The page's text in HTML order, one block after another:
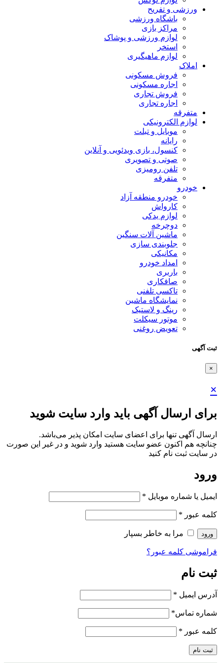
ورزشی و تفریح
باشگاه ورزشی
مراکز بازی
لوازم ورزشی و پوشاک
استخر
لوازم ماهیگیری
املاک
فروش مسکونی
اجاره مسکونی
فروش تجاری
اجاره تجاری
متفرقه
لوازم الکترونیکی
موبایل و تبلت
رایانه
کنسول، بازی‌ ویدئویی و آنلاین
صوتی و تصویری
تلفن رومیزی
متفرقه
خودرو
خودرو منطقه آزاد
کارواش
لوازم یدکی
دوچرخه
ماشین آلات سنگین
جلوبندی سازی
مکانیکی
امداد خودرو
باربری
صافکاری
تاکسی تلفنی
نمایشگاه ماشین
رینگ و لاستیک
موتور سیکلت
تعویض روغنی
ثبت آگهی
×
×
برای ارسال آگهی باید وارد سایت شوید
ارسال آگهی تنها برای اعضای سایت امکان پذیر می‌باشد.
چنانچه هم‌ اکنون عضو سایت هستید وارد شوید و در غیر این صورت
در سایت ثبت نام کنید
ورود
ایمیل یا شماره موبایل *
کلمه عبور *
ورود مرا به خاطر بسپار
فراموشی کلمه عبور؟
ثبت نام
آدرس ایمیل *
شماره تماس*
کلمه عبور *
ثبت نام